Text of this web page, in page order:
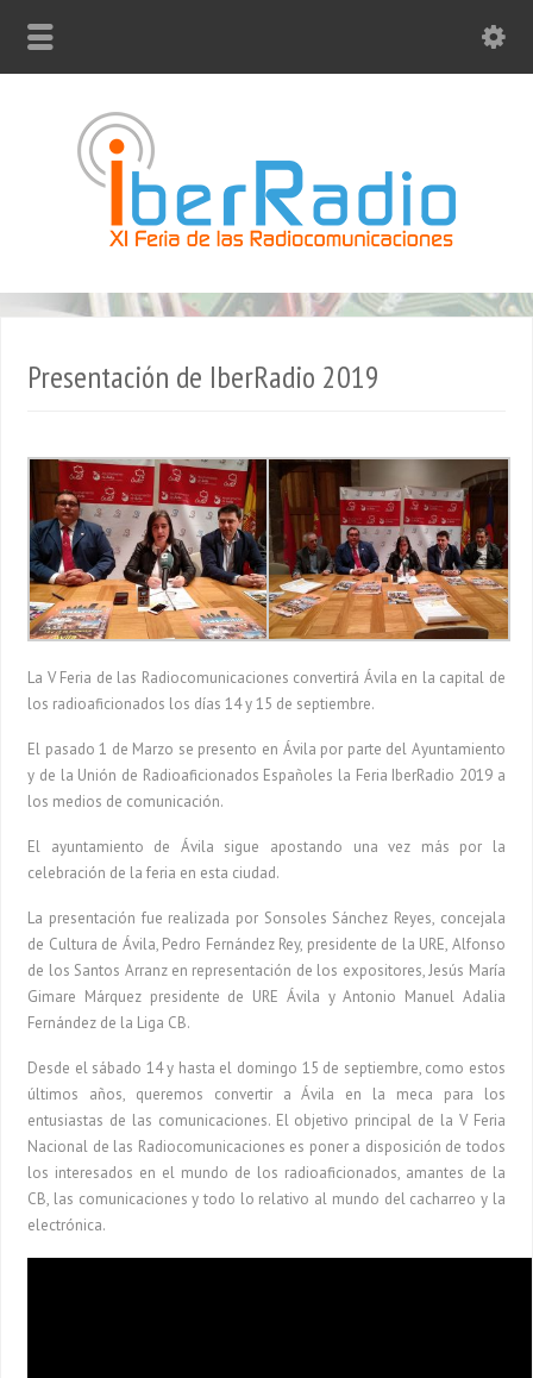
Presentación de IberRadio 2019
La V Feria de las Radiocomunicaciones convertirá Ávila en la capital de
los radioaficionados los días 14 y 15 de septiembre.
El pasado 1 de Marzo se presento en Ávila por parte del Ayuntamiento
y de la Unión de Radioaficionados Españoles la Feria IberRadio 2019 a
los medios de comunicación.
El ayuntamiento de Ávila sigue apostando una vez más por la
celebración de la feria en esta ciudad.
La presentación fue realizada por Sonsoles Sánchez Reyes, concejala
de Cultura de Ávila, Pedro Fernández Rey, presidente de la URE, Alfonso
de los Santos Arranz en representación de los expositores, Jesús María
Gimare Márquez presidente de URE Ávila y Antonio Manuel Adalia
Fernández de la Liga CB.
Desde el sábado 14 y hasta el domingo 15 de septiembre, como estos
últimos años, queremos convertir a Ávila en la meca para los
entusiastas de las comunicaciones. El objetivo principal de la V Feria
Nacional de las Radiocomunicaciones es poner a disposición de todos
los interesados en el mundo de los radioaficionados, amantes de la
CB, las comunicaciones y todo lo relativo al mundo del cacharreo y la
electrónica.